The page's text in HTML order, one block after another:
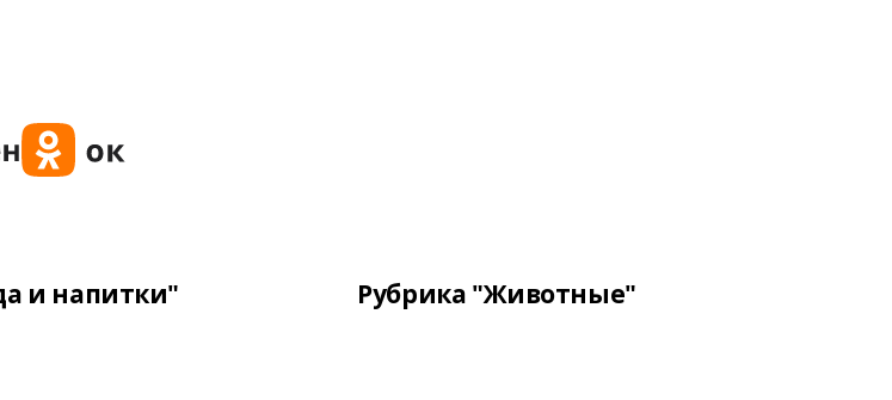
и напитки" Рубрика "Животные"